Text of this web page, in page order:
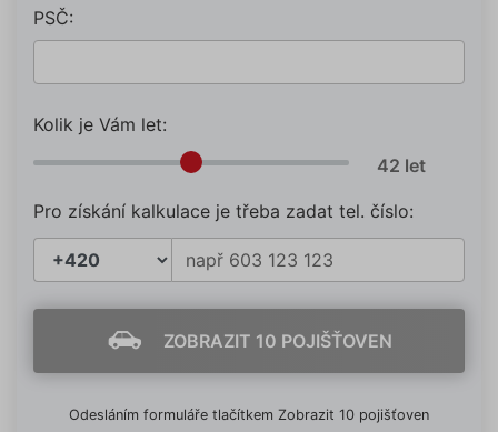
PSČ:
Kolik je Vám let:
Pro získání kalkulace je třeba zadat tel. číslo:
ZOBRAZIT 10 POJIŠŤOVEN
Odesláním formuláře tlačítkem Zobrazit 10 pojišťoven